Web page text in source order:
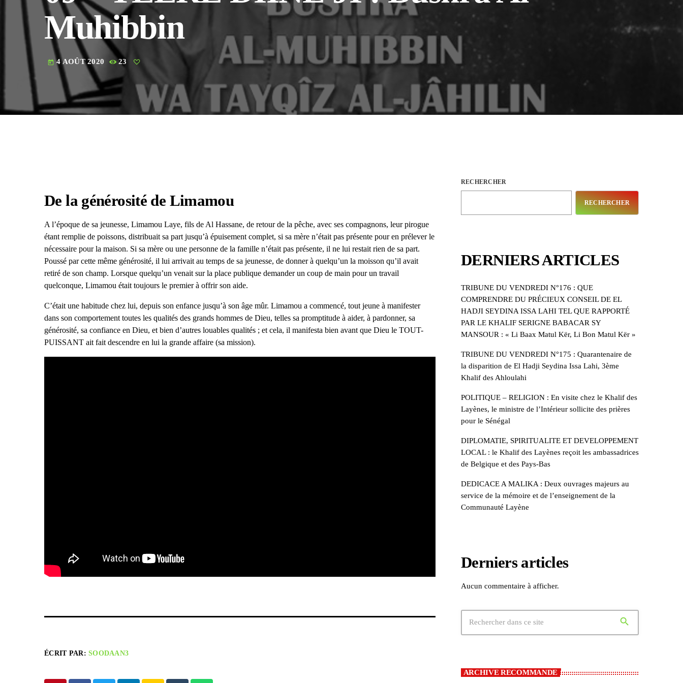
Muhibbin
today 4 AOÛT 2020 23
De la générosité de Limamou
A l’époque de sa jeunesse, Limamou Laye, fils de Al Hassane, de retour de la pêche, avec ses compagnons, leur pirogue
étant remplie de poissons, distribuait sa part jusqu’à épuisement complet, si sa mère n’était pas présente pour en prélever le
nécessaire pour la maison. Si sa mère ou une personne de la famille n’était pas présente, il ne lui restait rien de sa part.
Poussé par cette même générosité, il lui arrivait au temps de sa jeunesse, de donner à quelqu’un la moisson qu’il avait
retiré de son champ. Lorsque quelqu’un venait sur la place publique demander un coup de main pour un travail
quelconque, Limamou était toujours le premier à offrir son aide.
C’était une habitude chez lui, depuis son enfance jusqu’à son âge mûr. Limamou a commencé, tout jeune à manifester
dans son comportement toutes les qualités des grands hommes de Dieu, telles sa promptitude à aider, à pardonner, sa
générosité, sa confiance en Dieu, et bien d’autres louables qualités ; et cela, il manifesta bien avant que Dieu le TOUT-
PUISSANT ait fait descendre en lui la grande affaire (sa mission).
ÉCRIT PAR:SOODAAN3
RECHERCHER
RECHERCHER
DERNIERS ARTICLES
TRIBUNE DU VENDREDI N°176 : QUE
COMPRENDRE DU PRÉCIEUX CONSEIL DE EL
HADJI SEYDINA ISSA LAHI TEL QUE RAPPORTÉ
PAR LE KHALIF SERIGNE BABACAR SY
MANSOUR : « Li Baax Matul Kër, Li Bon Matul Kër »
TRIBUNE DU VENDREDI N°175 : Quarantenaire de
la disparition de El Hadji Seydina Issa Lahi, 3ème
Khalif des Ahloulahi
POLITIQUE – RELIGION : En visite chez le Khalif des
Layènes, le ministre de l’Intérieur sollicite des prières
pour le Sénégal
DIPLOMATIE, SPIRITUALITE ET DEVELOPPEMENT
LOCAL : le Khalif des Layènes reçoit les ambassadrices
de Belgique et des Pays-Bas
DEDICACE A MALIKA : Deux ouvrages majeurs au
service de la mémoire et de l’enseignement de la
Communauté Layène
Derniers articles
Aucun commentaire à afficher.
search
ARCHIVE RECOMMANDE